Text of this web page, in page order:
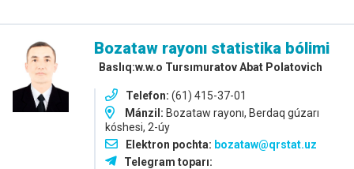
Bozataw rayonı statistika bólimi
Baslıq:w.w.o Tursımuratov Abat Polatovich
Telefon: (61) 415-37-01
Mánzil: Bozataw rayonı, Berdaq gúzarı
kóshesi, 2-úy
Elektron pochta: bozataw@qrstat.uz
Telegram toparı: